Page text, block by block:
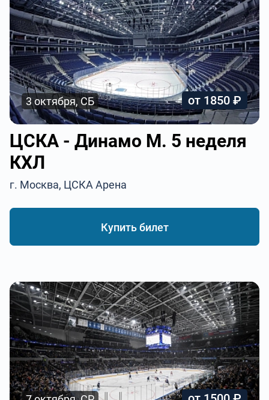
3 октября, СБ от 1850 ₽
ЦСКА - Динамо М. 5 неделя
КХЛ
г. Москва, ЦСКА Арена
Купить билет